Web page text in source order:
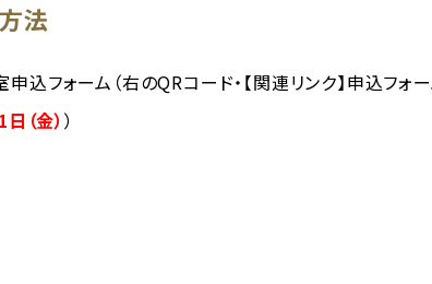
法
込フォーム（右のQRコード・【関連リンク】申込フォ
（金） ）